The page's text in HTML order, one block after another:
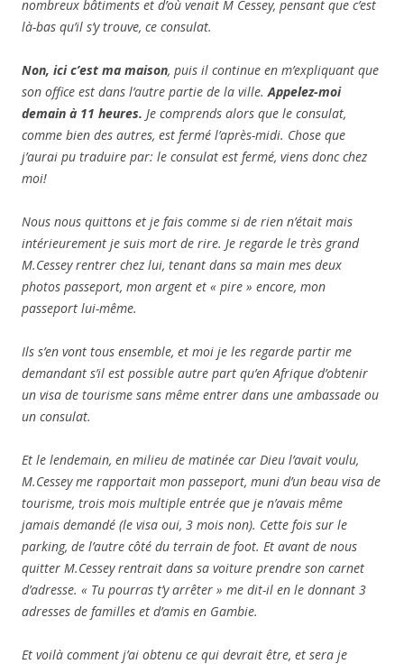
nombreux bâtiments et d’où venait M Cessey, pensant que c’est
là-bas qu’il s’y trouve, ce consulat.
Non, ici c’est ma maison, puis il continue en m’expliquant que
son office est dans l’autre partie de la ville.Appelez-moi
demain à 11 heures. Je comprends alors que le consulat,
comme bien des autres, est fermé l’après-midi. Chose que
j’aurai pu traduire par: le consulat est fermé, viens donc chez
moi!
Nous nous quittons et je fais comme si de rien n’était mais
intérieurement je suis mort de rire. Je regarde le très grand
M.Cessey rentrer chez lui, tenant dans sa main mes deux
photos passeport, mon argent et « pire » encore, mon
passeport lui-même.
Ils s’en vont tous ensemble, et moi je les regarde partir me
demandant s’il est possible autre part qu’en Afrique d’obtenir
un visa de tourisme sans même entrer dans une ambassade ou
un consulat.
Et le lendemain, en milieu de matinée car Dieu l’avait voulu,
M.Cessey me rapportait mon passeport, muni d’un beau visa de
tourisme, trois mois multiple entrée que je n’avais même
jamais demandé (le visa oui, 3 mois non). Cette fois sur le
parking, de l’autre côté du terrain de foot. Et avant de nous
quitter M.Cessey rentrait dans sa voiture prendre son carnet
d’adresse. « Tu pourras t’y arrêter » me dit-il en le donnant 3
adresses de familles et d’amis en Gambie.
Et voilà comment j’ai obtenu ce qui devrait être, et sera je